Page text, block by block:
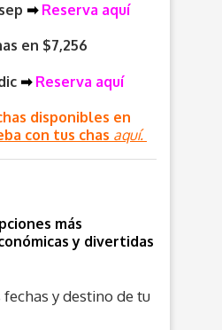
➡ Reserva aquí
en $7,256
➡ Reserva aquí
disponibles en
con tus chas aquí.
más
y divertidas
y destino de tu